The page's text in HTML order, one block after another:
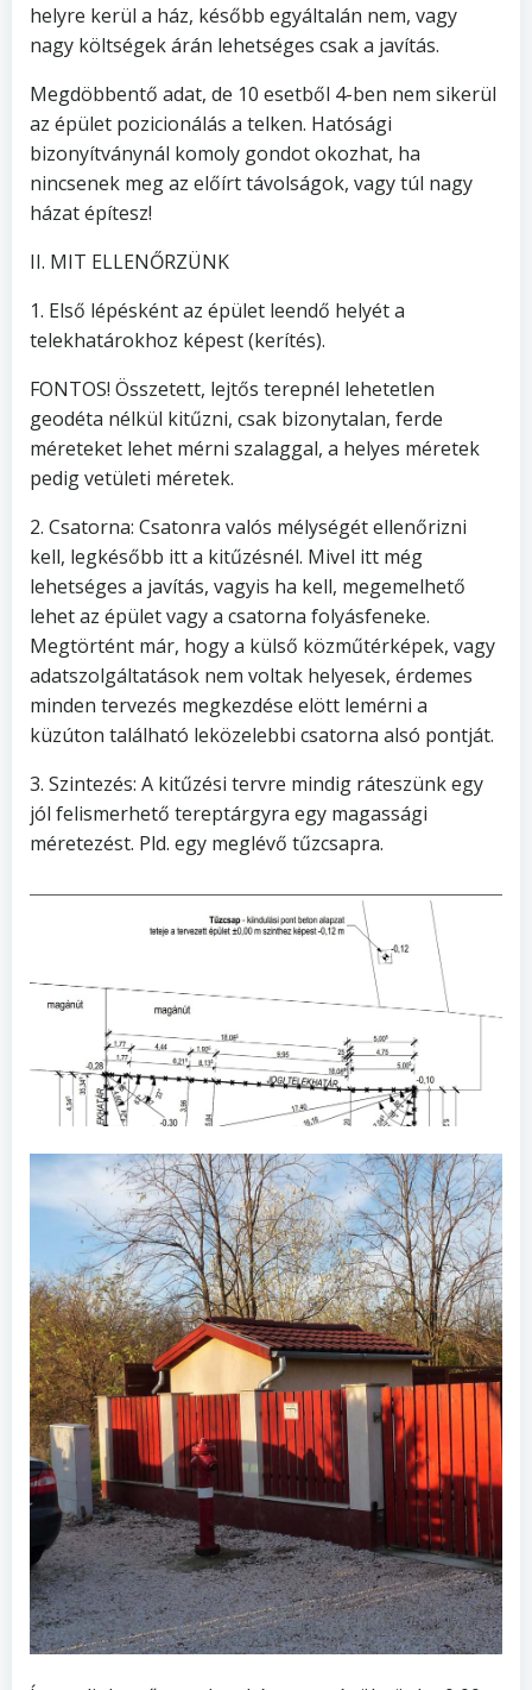
helyre kerül a ház, később egyáltalán nem, vagy
nagy költségek árán lehetséges csak a javítás.
Megdöbbentő adat, de 10 esetből 4-ben nem sikerül
az épület pozicionálás a telken. Hatósági
bizonyítványnál komoly gondot okozhat, ha
nincsenek meg az előírt távolságok, vagy túl nagy
házat építesz!
II. MIT ELLENŐRZÜNK
1. Első lépésként az épület leendő helyét a
telekhatárokhoz képest (kerítés).
FONTOS! Összetett, lejtős terepnél lehetetlen
geodéta nélkül kitűzni, csak bizonytalan, ferde
méreteket lehet mérni szalaggal, a helyes méretek
pedig vetületi méretek.
2. Csatorna: Csatonra valós mélységét ellenőrizni
kell, legkésőbb itt a kitűzésnél. Mivel itt még
lehetséges a javítás, vagyis ha kell, megemelhető
lehet az épület vagy a csatorna folyásfeneke.
Megtörtént már, hogy a külső közműtérképek, vagy
adatszolgáltatások nem voltak helyesek, érdemes
minden tervezés megkezdése elött lemérni a
küzúton található leközelebbi csatorna alsó pontját.
3. Szintezés: A kitűzési tervre mindig ráteszünk egy
jól felismerhető tereptárgyra egy magassági
méretezést. Pld. egy meglévő tűzcsapra.